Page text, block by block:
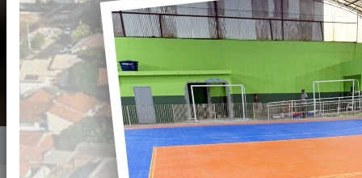
Secretario(a): Ana Paula Marques Alencar
(44) 34258400
2ª a 6ª de 8:00H às 11:30H e das 13:00h às
17:30H
Home Secretarias